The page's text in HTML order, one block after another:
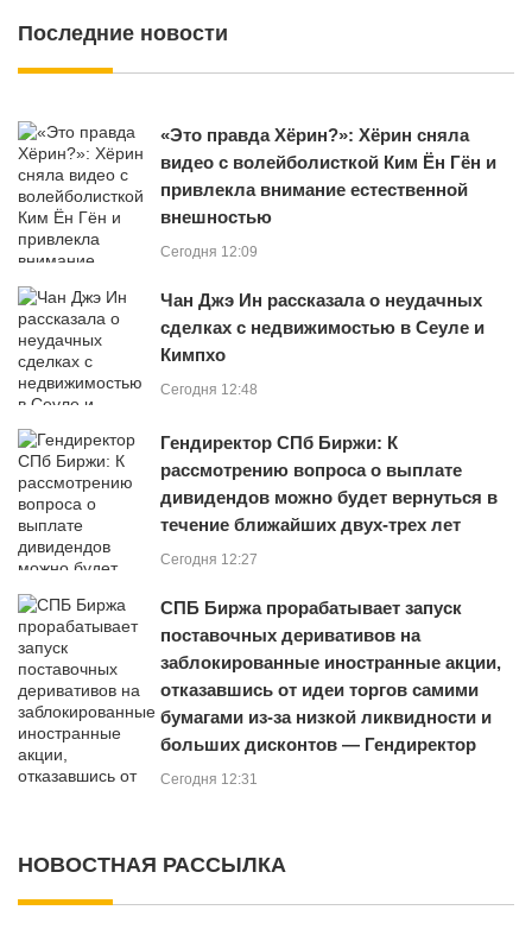
Последние новости
«Это правда Хёрин?»: Хёрин сняла
видео с волейболисткой Ким Ён Гён и
привлекла внимание естественной
внешностью
Сегодня 12:09
Чан Джэ Ин рассказала о неудачных
сделках с недвижимостью в Сеуле и
Кимпхо
Сегодня 12:48
Гендиректор СПб Биржи: К
рассмотрению вопроса о выплате
дивидендов можно будет вернуться в
течение ближайших двух-трех лет
Сегодня 12:27
СПБ Биржа прорабатывает запуск
поставочных деривативов на
заблокированные иностранные акции,
отказавшись от идеи торгов самими
бумагами из‑за низкой ликвидности и
больших дисконтов — Гендиректор
Сегодня 12:31
НОВОСТНАЯ РАССЫЛКА